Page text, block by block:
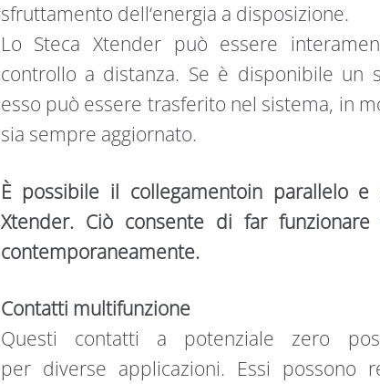
sfruttamento dell‘energia a disposizione.
Lo Steca Xtender può essere
controllo a distanza. Se è disponibile un
esso può essere trasferito nel sistema, in
sia sempre aggiornato.
È possibile il collegamentoin parallelo
Xtender. Ciò consente di far
contemporaneamente.
Contatti multifunzione
Questi contatti a potenziale zero
per diverse applicazioni. Essi possono